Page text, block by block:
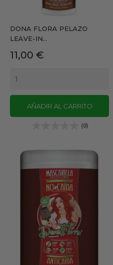
DONA FLORA PELAZO
LEAVE-IN...
Precio
11,00 €
AÑADIR AL CARRITO
(0)